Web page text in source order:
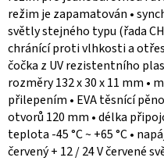
režim je zapamatován •
světly stejného typu (řada
chránící proti vlhkosti a
čočka z UV rezistentního
rozměry 132 x 30 x 11 mm •
přilepením • EVA těsnící
otvorů 120 mm • délka
teplota -45 °C ~ +65 °C •
červený + 12 / 24 V červené